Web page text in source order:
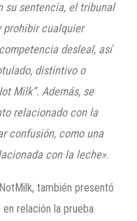
su sentencia, el tribunal
prohibir cualquier
desleal, así
distintivo o
Milk”. Además, se
relacionado con la
confusión, como una
con la leche».
también presentó
relación la prueba